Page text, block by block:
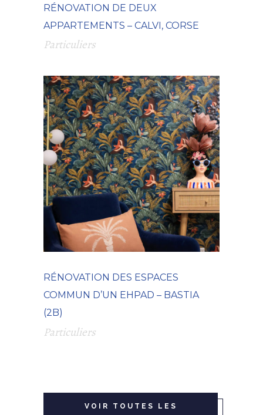
RÉNOVATION DE DEUX
APPARTEMENTS – CALVI, CORSE
Particuliers
RÉNOVATION DES ESPACES
COMMUN D’UN EHPAD – BASTIA
(2B)
Particuliers
VOIR TOUTES LES